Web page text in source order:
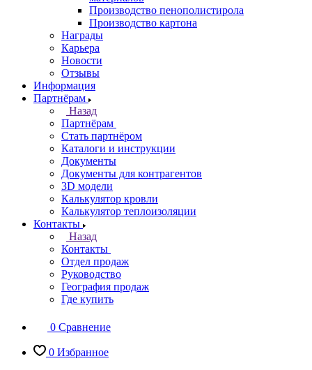
Производство пенополистирола
Производство картона
Награды
Карьера
Новости
Отзывы
Информация
Партнёрам
Назад
Партнёрам
Стать партнёром
Каталоги и инструкции
Документы
Документы для контрагентов
3D модели
Калькулятор кровли
Калькулятор теплоизоляции
Контакты
Назад
Контакты
Отдел продаж
Руководство
География продаж
Где купить
0 Сравнение
0 Избранное